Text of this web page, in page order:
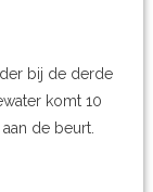
bij de derde
komt 10
de beurt.